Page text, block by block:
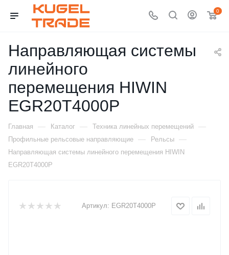
0
Направляющая системы
линейного
перемещения HIWIN
EGR20T4000P
Главная — Каталог — Техника линейных перемещений —
Профильные рельсовые направляющие — Рельсы —
Направляющая системы линейного перемещения HIWIN
EGR20T4000P
Артикул: EGR20T4000P